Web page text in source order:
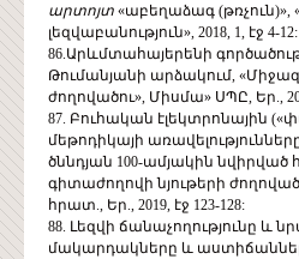
արտոյտ «աբեղաձագ (թռչուն)»,
լեզվաբանություն», 2018, 1, էջ 4-12:
86.Արևմտահայերենի
Թումանյանի արձակում,
ժողովածու», Միսմա» ՍՊԸ, Եր.,
87. Բուհական էլեկտրոնային
մեթոդիկայի
ծննդյան 100-ամյակին
գիտաժողովի նյութերի
հրատ., Եր., 2019, էջ 123-128:
88. Լեզվի ճանաչողությունը և
մակարդակները և